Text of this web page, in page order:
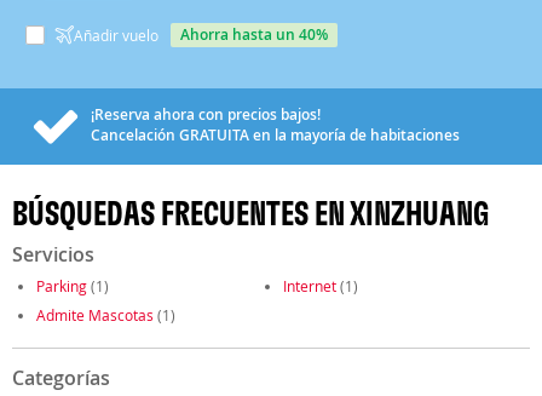
Añadir vuelo ahorra hasta un 40%
¡Reserva ahora con precios bajos!
Cancelación GRATUITAen la mayoría de habitaciones
BÚSQUEDAS FRECUENTES EN XINZHUANG
Servicios
Parking(1) Internet(1)
Admite Mascotas (1)
Categorías